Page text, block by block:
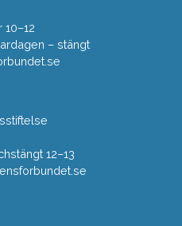
– stängt
12–13